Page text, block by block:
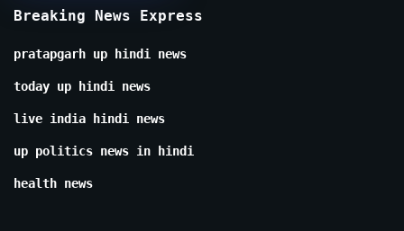
Breaking News Express
pratapgarh up hindi news
today up hindi news
live india hindi news
up politics news in hindi
health news